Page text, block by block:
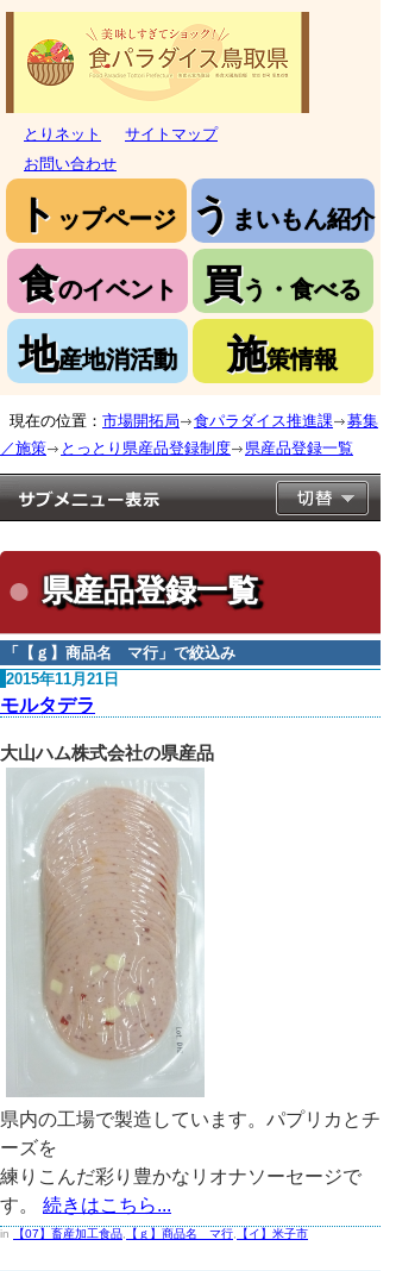
とりネット
サイトマップ
お問い合わせ
ト ップページ う まいもん紹介
食のイベント 買う・食べる
地産地消活動 施策情報
現在の位置： 市場開拓局 食パラダイス推進課
募集
／施策
とっとり県産品登録制度 県産品登録一覧
県産品登録一覧
「 【ｇ】商品名 マ行 」で絞込み
2015年11月21日
モルタデラ
大山ハム株式会社の県産品
県内の工場で製造しています。パプリカとチ
ーズを
練りこんだ彩り豊かなリオナソーセージで
す。 続きはこちら...
in 【07】畜産加工食品, 【ｇ】商品名 マ行, 【イ】米子市